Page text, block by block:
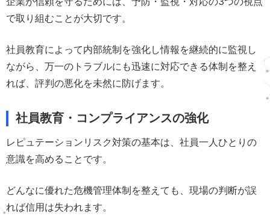
で取り組むことが大切です。
社員教育によって内部統制を強化し情報を継続的に監視し
ながら、万一のトラブルにも迅速に対応できる体制を整え
れば、評判の悪化を未然に防げます。
社員教育・コンプライアンスの強化
レピュテーションリスク対策の基本は、社員一人ひとりの
意識を高めることです。
どんなに優れた危機管理体制を整えても、現場の判断が誤
れば信用は失われます。